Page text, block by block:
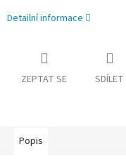
Detailní informace
ZEPTAT SE SDÍLET
Popis